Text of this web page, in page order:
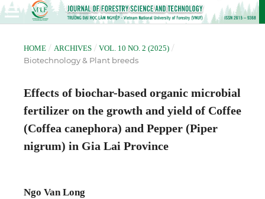
HOME / ARCHIVES / VOL. 10 NO. 2 (2025) /
Biotechnology & Plant breeds
Effects of biochar-based organic microbial
fertilizer on the growth and yield of Coffee
(Coffea canephora) and Pepper (Piper
nigrum) in Gia Lai Province
Ngo Van Long